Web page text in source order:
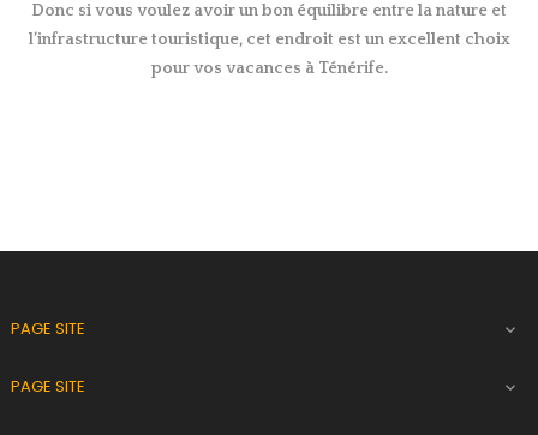
Donc si vous voulez avoir un bon équilibre entre la nature et
l’infrastructure touristique, cet endroit est un excellent choix
pour vos vacances à Ténérife.
PAGE SITE 
PAGE SITE 